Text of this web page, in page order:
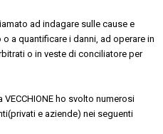
ad indagare sulle cause e
a quantificare i danni, ad operare in
o in veste di conciliatore per
ho svolto numerosi
e aziende) nei seguenti